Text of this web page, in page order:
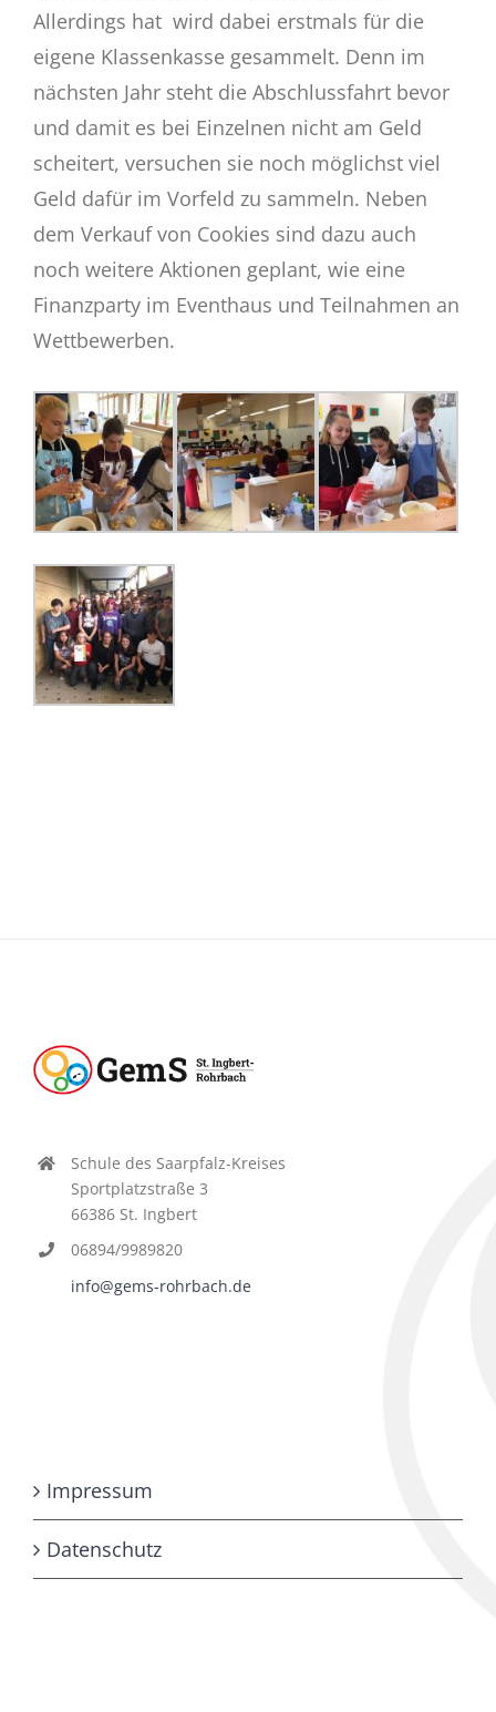
Allerdings hat wird dabei erstmals für die
eigene Klassenkasse gesammelt. Denn im
nächsten Jahr steht die Abschlussfahrt bevor
und damit es bei Einzelnen nicht am Geld
scheitert, versuchen sie noch möglichst viel
Geld dafür im Vorfeld zu sammeln. Neben
dem Verkauf von Cookies sind dazu auch
noch weitere Aktionen geplant, wie eine
Finanzparty im Eventhaus und Teilnahmen an
Wettbewerben.
Schule des Saarpfalz-Kreises
Sportplatzstraße 3
66386 St. Ingbert
06894/9989820
info@gems-rohrbach.de
Impressum
Datenschutz